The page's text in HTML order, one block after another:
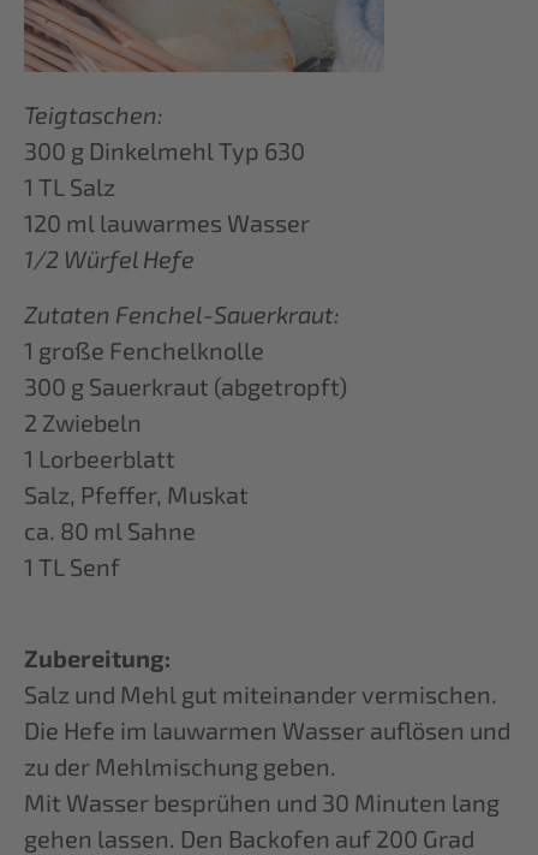
Teigtaschen:
300 g Dinkelmehl Typ 630
1 TL Salz
120 ml lauwarmes Wasser
1/2 Würfel Hefe
Zutaten Fenchel-Sauerkraut:
1 große Fenchelknolle
300 g Sauerkraut (abgetropft)
2 Zwiebeln
1 Lorbeerblatt
Salz, Pfeffer, Muskat
ca. 80 ml Sahne
1 TL Senf
Zubereitung:
Salz und Mehl gut miteinander vermischen.
Die Hefe im lauwarmen Wasser auflösen und
zu der Mehlmischung geben.
Mit Wasser besprühen und 30 Minuten lang
gehen lassen. Den Backofen auf 200 Grad